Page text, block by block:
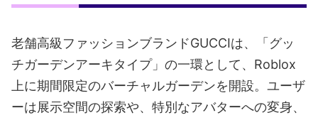
老舗高級ファッションブランドGUCCIは、「グッ
チガーデンアーキタイプ」の一環として、Roblox
上に期間限定のバーチャルガーデンを開設。ユーザ
ーは展示空間の探索や、特別なアバターへの変身、